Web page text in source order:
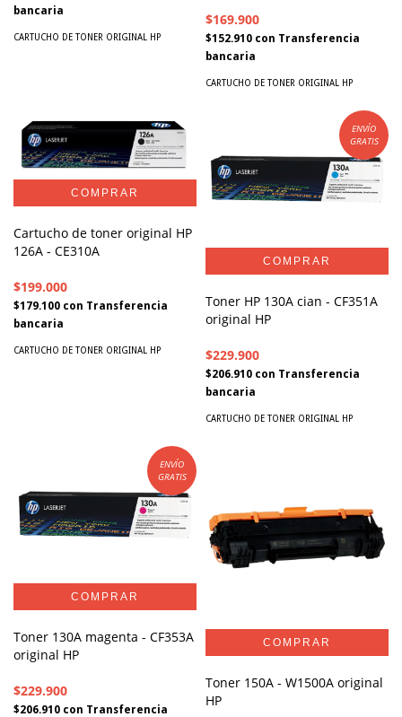
bancaria
CARTUCHO DE TONER ORIGINAL HP
$169.900
$152.910 con Transferencia
bancaria
CARTUCHO DE TONER ORIGINAL HP
Cartucho de toner original HP
126A - CE310A
$199.000
$179.100 con Transferencia
bancaria
CARTUCHO DE TONER ORIGINAL HP
ENVÍO
GRATIS
Toner HP 130A cian - CF351A
original HP
$229.900
$206.910 con Transferencia
bancaria
CARTUCHO DE TONER ORIGINAL HP
ENVÍO
GRATIS
Toner 130A magenta - CF353A
original HP
$229.900
$206.910 con Transferencia
Toner 150A - W1500A original
HP